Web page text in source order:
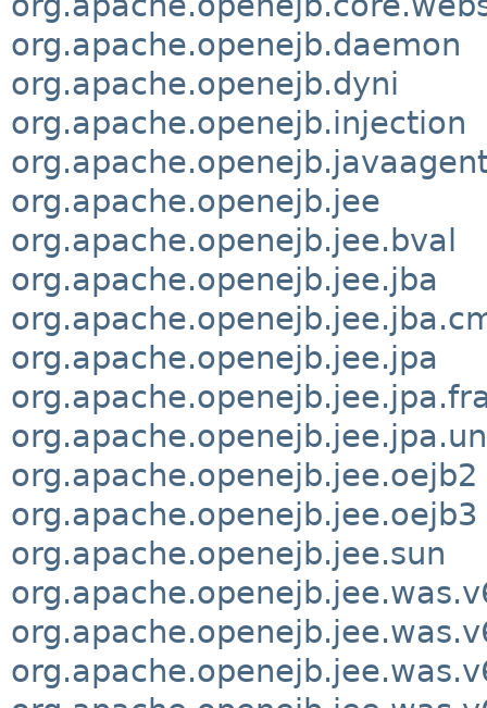
org.apache.openejb.daemon
org.apache.openejb.dyni
org.apache.openejb.injection
org.apache.openejb.jee
org.apache.openejb.jee.bval
org.apache.openejb.jee.jba
org.apache.openejb.jee.jpa
org.apache.openejb.jee.oejb2
org.apache.openejb.jee.oejb3
org.apache.openejb.jee.sun